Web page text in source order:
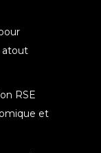
atout
RSE
et